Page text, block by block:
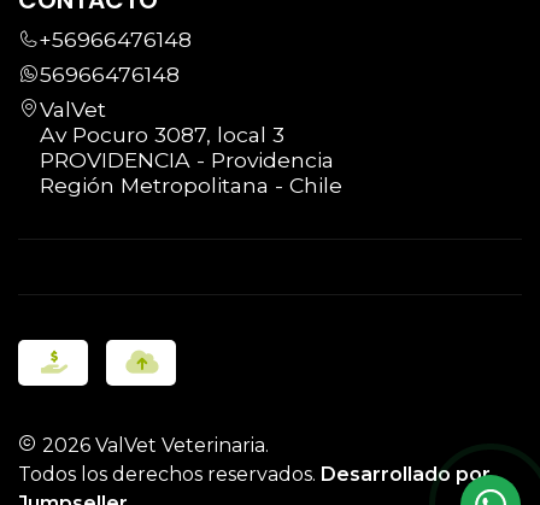
+56966476148
56966476148
ValVet
Av Pocuro 3087, local 3
PROVIDENCIA - Providencia
Región Metropolitana - Chile
2026 ValVet Veterinaria.
Todos los derechos reservados. Desarrollado por